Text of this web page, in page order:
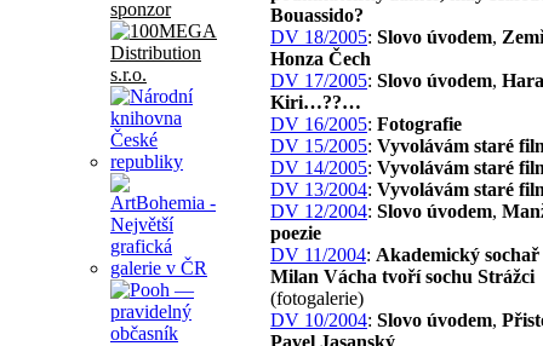
sponzor
Bouassido?
DV 18/2005: Slovo úvodem,
Honza Čech
DV 17/2005: Slovo úvodem, Hara
Kiri…??…
DV 16/2005: Fotografie
DV 15/2005: Vyvolávám staré
DV 14/2005: Vyvolávám staré
DV 13/2004: Vyvolávám staré
DV 12/2004: Slovo úvodem,
poezie
DV 11/2004: Akademický sochař
Milan Vácha tvoří sochu Strážci
(fotogalerie)
DV 10/2004: Slovo úvodem,
Pavel Jasanský